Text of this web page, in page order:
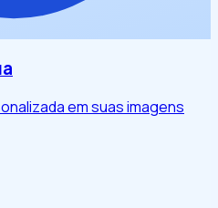
em suas imagens